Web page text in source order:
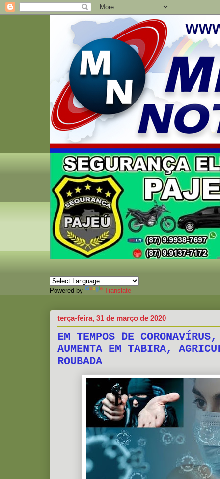
Powered by Translate
terça-feira, 31 de março de 2020
EM TEMPOS DE
AUMENTA EM TABIRA,
ROUBADA